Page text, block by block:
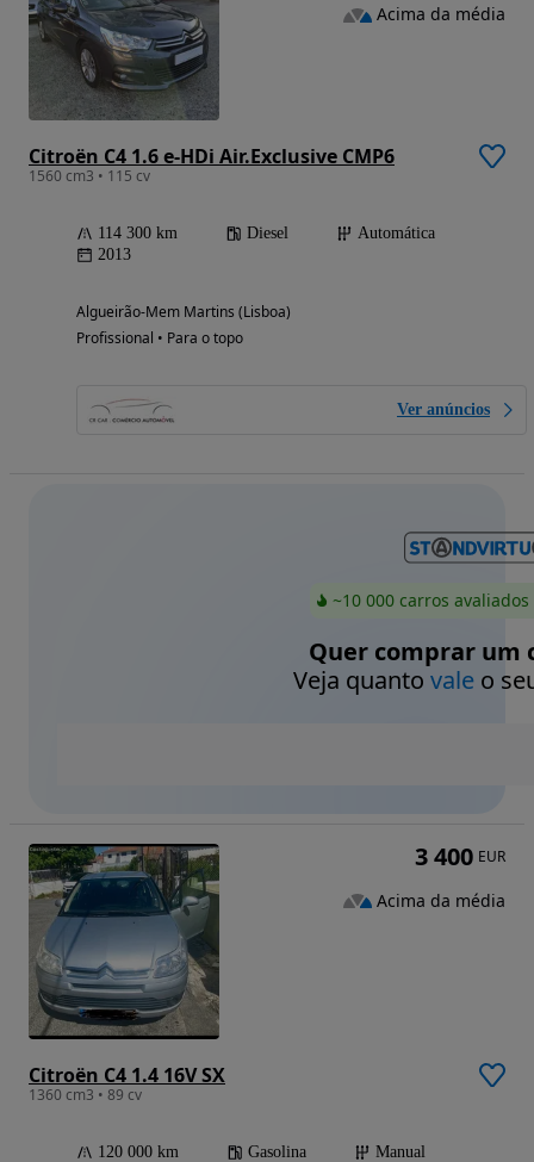
Citroën C4 1.6 e-HDi Air.Exclusive CMP6
1560 cm3 • 115 cv
114 300 km Diesel
Automática
2013
Algueirão-Mem Martins (Lisboa)
Profissional • Para o topo
Ver anúncios
Acima da média
~10 000 carros
Quer comprar um
Veja quanto valeo
Citroën C4 1.4 16V SX
1360 cm3 • 89 cv
120 000 km Gasolina
Manual
3 400 EUR
Acima da média